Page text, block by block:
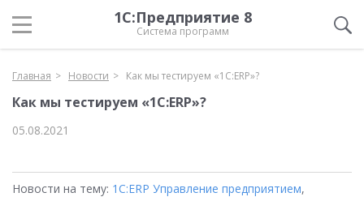
1С:Предприятие 8
Система программ
Главная Новости Как мы тестируем «1С:ERP»?
Как мы тестируем «1С:ERP»?
05.08.2021
Новости на тему: 1С:ERP Управление предприятием,